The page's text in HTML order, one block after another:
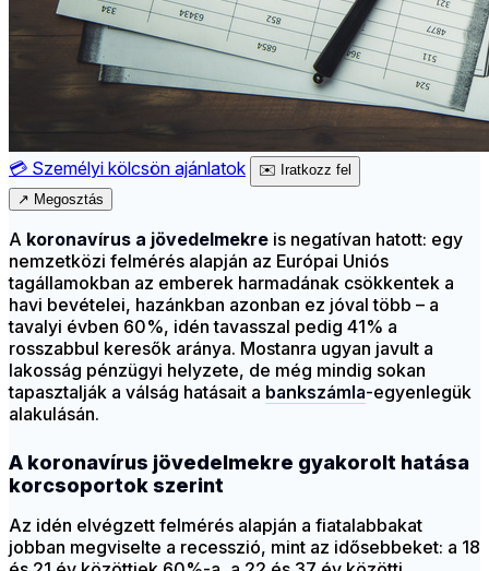
💳 Személyi kölcsön ajánlatok ✉️ Iratkozz fel
↗ Megosztás
A koronavírus a jövedelmekre is negatívan hatott: egy
nemzetközi felmérés alapján az Európai Uniós
tagállamokban az emberek harmadának csökkentek a
havi bevételei, hazánkban azonban ez jóval több – a
tavalyi évben 60%, idén tavasszal pedig 41% a
rosszabbul keresők aránya. Mostanra ugyan javult a
lakosság pénzügyi helyzete, de még mindig sokan
tapasztalják a válság hatásait a bankszámla-egyenlegük
alakulásán.
A koronavírus jövedelmekre gyakorolt hatása
korcsoportok szerint
Az idén elvégzett felmérés alapján a fiatalabbakat
jobban megviselte a recesszió, mint az idősebbeket: a 18